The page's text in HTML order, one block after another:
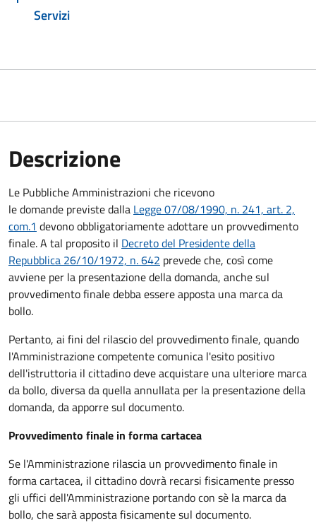
Servizi
Descrizione
Le Pubbliche Amministrazioni che ricevono
le domande previste dalla Legge 07/08/1990, n. 241, art. 2,
com.1 devono obbligatoriamente adottare un provvedimento
finale. A tal proposito il Decreto del Presidente della
Repubblica 26/10/1972, n. 642 prevede che, così come
avviene per la presentazione della domanda, anche sul
provvedimento finale debba essere apposta una marca da
bollo.
Pertanto, ai fini del rilascio del provvedimento finale, quando
l'Amministrazione competente comunica l'esito positivo
dell'istruttoria il cittadino deve acquistare una ulteriore marca
da bollo, diversa da quella annullata per la presentazione della
domanda, da apporre sul documento.
Provvedimento finale in forma cartacea
Se l'Amministrazione rilascia un provvedimento finale in
forma cartacea, il cittadino dovrà recarsi fisicamente presso
gli uffici dell'Amministrazione portando con sè la marca da
bollo, che sarà apposta fisicamente sul documento.